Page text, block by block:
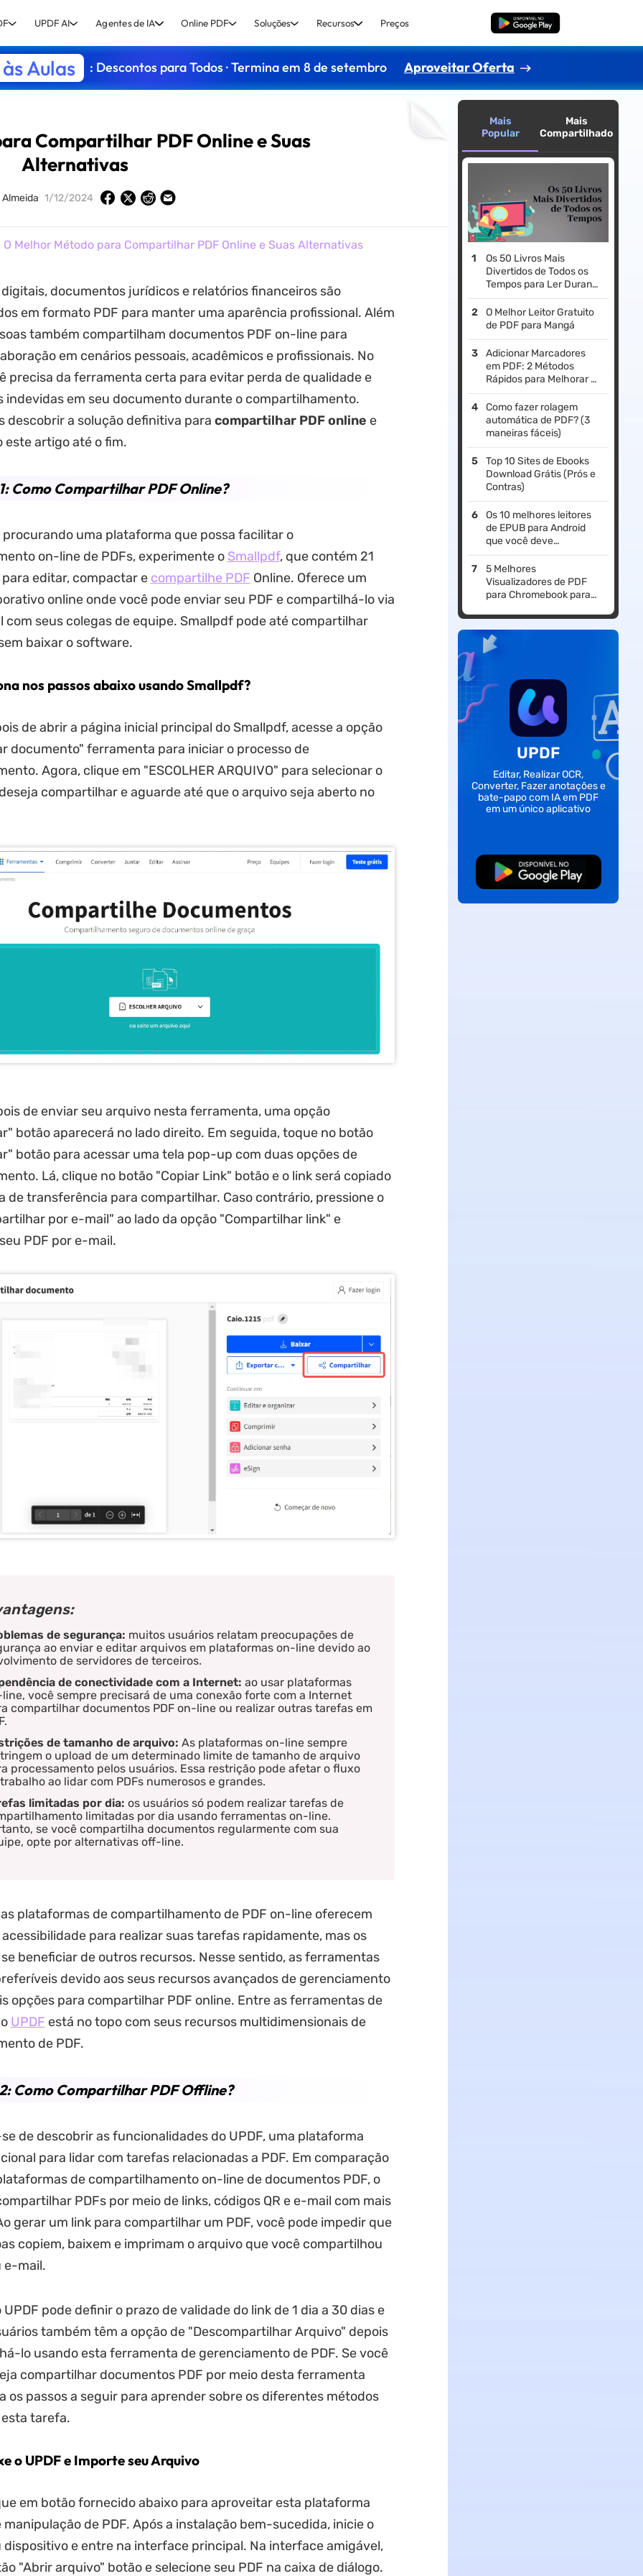
UPDF AI Agentes de IA Online PDF Soluções Recursos Preços Baixar Grátis
Aulas : Descontos para Todos · Termina em 8 de setembro Aproveitar Oferta
Compartilhar PDF Online e Suas
Alternativas
1/12/2024
Melhor Método para Compartilhar PDF Online e Suas Alternativas
documentos jurídicos e relatórios financeiros são
em formato PDF para manter uma aparência profissional. Além
também compartilham documentos PDF on-line para
em cenários pessoais, acadêmicos e profissionais. No
precisa da ferramenta certa para evitar perda de qualidade e
indevidas em seu documento durante o compartilhamento.
descobrir a solução definitiva para compartilhar PDF online e
este artigo até o fim.
Como Compartilhar PDF Online?
procurando uma plataforma que possa facilitar o
on-line de PDFs, experimente o Smallpdf, que contém 21
editar, compactar e compartilhe PDF Online. Oferece um
online onde você pode enviar seu PDF e compartilhá-lo via
com seus colegas de equipe. Smallpdf pode até compartilhar
baixar o software.
nos passos abaixo usando Smallpdf?
de abrir a página inicial principal do Smallpdf, acesse a opção
documento" ferramenta para iniciar o processo de
Agora, clique em "ESCOLHER ARQUIVO" para selecionar o
compartilhar e aguarde até que o arquivo seja aberto no
de enviar seu arquivo nesta ferramenta, uma opção
botão aparecerá no lado direito. Em seguida, toque no botão
botão para acessar uma tela pop-up com duas opções de
Lá, clique no botão "Copiar Link" botão e o link será copiado
de transferência para compartilhar. Caso contrário, pressione o
por e-mail" ao lado da opção "Compartilhar link" e
PDF por e-mail.
de segurança: muitos usuários relatam preocupações de
ao enviar e editar arquivos em plataformas on-line devido ao
de servidores de terceiros.
de conectividade com a Internet: ao usar plataformas
você sempre precisará de uma conexão forte com a Internet
compartilhar documentos PDF on-line ou realizar outras tarefas em
de tamanho de arquivo: As plataformas on-line sempre
o upload de um determinado limite de tamanho de arquivo
processamento pelos usuários. Essa restrição pode afetar o fluxo
ao lidar com PDFs numerosos e grandes.
limitadas por dia: os usuários só podem realizar tarefas de
limitadas por dia usando ferramentas on-line.
se você compartilha documentos regularmente com sua
opte por alternativas off-line.
plataformas de compartilhamento de PDF on-line oferecem
para realizar suas tarefas rapidamente, mas os
beneficiar de outros recursos. Nesse sentido, as ferramentas
devido aos seus recursos avançados de gerenciamento
opções para compartilhar PDF online. Entre as ferramentas de
UPDF está no topo com seus recursos multidimensionais de
de PDF.
Como Compartilhar PDF Offline?
de descobrir as funcionalidades do UPDF, uma plataforma
para lidar com tarefas relacionadas a PDF. Em comparação
de compartilhamento on-line de documentos PDF, o
PDFs por meio de links, códigos QR e e-mail com mais
gerar um link para compartilhar um PDF, você pode impedir que
copiem, baixem e imprimam o arquivo que você compartilhou
e-mail.
UPDF pode definir o prazo de validade do link de 1 dia a 30 dias e
também têm a opção de "Descompartilhar Arquivo" depois
lo usando esta ferramenta de gerenciamento de PDF. Se você
compartilhar documentos PDF por meio desta ferramenta
os passos a seguir para aprender sobre os diferentes métodos
tarefa.
o UPDF e Importe seu Arquivo
em botão fornecido abaixo para aproveitar esta plataforma
de PDF. Após a instalação bem-sucedida, inicie o
dispositivo e entre na interface principal. Na interface amigável,
"Abrir arquivo" botão e selecione seu PDF na caixa de diálogo.
Mais
Popular
Mais
Compartilhado
Os 50 Livros Mais
Divertidos de Todos os
Tempos para Ler Durante
o Tempo Livre em 2026
O Melhor Leitor Gratuito
de PDF para Mangá
Adicionar Marcadores
em PDF: 2 Métodos
Rápidos para Melhorar a
Leitura
Como fazer rolagem
automática de PDF? (3
maneiras fáceis)
Top 10 Sites de Ebooks
Download Grátis (Prós e
Contras)
Os 10 melhores leitores
de EPUB para Android
que você deve
experimentar
5 Melhores
Visualizadores de PDF
para Chromebook para
UPDF
Editar, Realizar OCR,
Converter, Fazer anotações e
bate-papo com IA em PDF
em um único aplicativo
Baixar Grátis